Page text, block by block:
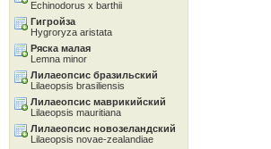
Echinodorus x barthii
Гигройза
Hygroryza aristata
Ряска малая
Lemna minor
Лилаеопсис бразильский
Lilaeopsis brasiliensis
Лилаеопсис маврикийский
Lilaeopsis mauritiana
Лилаеопсис новозеландский
Lilaeopsis novae-zealandiae